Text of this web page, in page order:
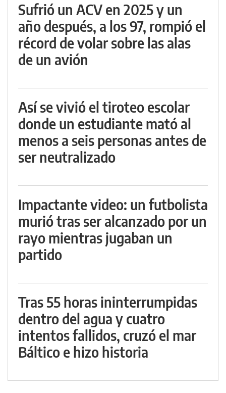
Sufrió un ACV en 2025 y un
año después, a los 97, rompió el
récord de volar sobre las alas
de un avión
Así se vivió el tiroteo escolar
donde un estudiante mató al
menos a seis personas antes de
ser neutralizado
Impactante video: un futbolista
murió tras ser alcanzado por un
rayo mientras jugaban un
partido
Tras 55 horas ininterrumpidas
dentro del agua y cuatro
intentos fallidos, cruzó el mar
Báltico e hizo historia